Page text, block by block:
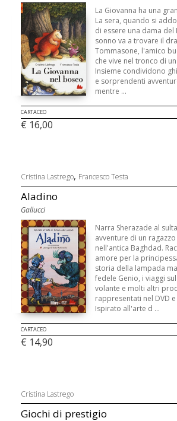
La Giovanna ha una
La sera, quando si
di essere una dama del
sonno va a trovare il
Tommasone, l'amico
che vive nel tronco di
Insieme condividono
e sorprendenti
mentre ...
CARTACEO
€ 16,00
Cristina Lastrego, Francesco Testa
Aladino
Gallucci
Narra Sherazade al
avventure di un
nell'antica Baghdad.
amore per la
storia della lampada
fedele Genio, i viaggi
volante e molti altri
rappresentati nel DVD
Ispirato all'arte d ...
CARTACEO
€ 14,90
Cristina Lastrego
Giochi di prestigio